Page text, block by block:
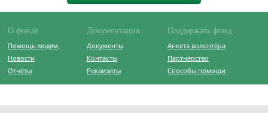
О фонде
Помощь людям
Новости
Отчёты
Документация
Документы
Контакты
Реквизиты
Поддержать фонд
Анкета волонтёра
Партнёрство
Способы помощи